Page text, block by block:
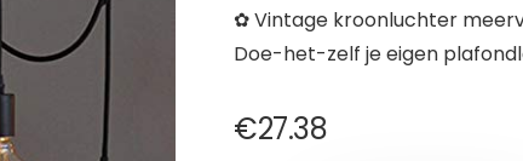
✿ Vintage kroonluchter
Doe-het-zelf je eigen
€27.38